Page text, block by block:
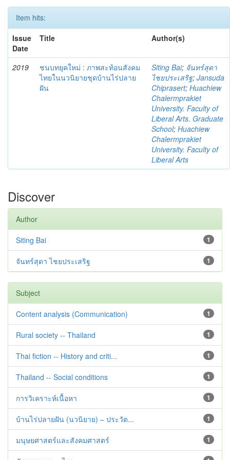
Item hits:
Issue
Date
Title Author(s)
2019
ชนบทยุคใหม่ : ภาพสะท้อนสังคม
ไทยในนวนิยายชุดบ้านไร่ปลาย
ฝัน
Siting Bai; จันทร์สุดา
ไชยประเสริฐ; Jansuda
Chiprasert; Huachiew
Chalermprakiet
University. Faculty of
Liberal Arts. Graduate
School; Huachiew
Chalermprakiet
University. Faculty of
Liberal Arts
Discover
Author
1
Siting Bai
1
จันทร์สุดา ไชยประเสริฐ
Subject
1
Content analysis (Communication)
1
Rural society -- Thailand
1
Thai fiction -- History and criti...
1
Thailand -- Social conditions
1
การวิเคราะห์เนื้อหา
1
บ้านไร่ปลายฝัน (นวนิยาย) – ประวัต...
1
มนุษยศาสตร์และสังคมศาสตร์